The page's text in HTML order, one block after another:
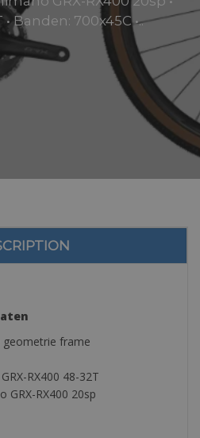
Banden: 700x45C •..
geometrie frame
RX400 48-32T
GRX-RX400 20sp